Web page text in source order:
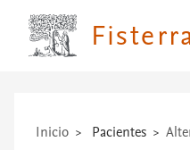
Inicio Pacientes